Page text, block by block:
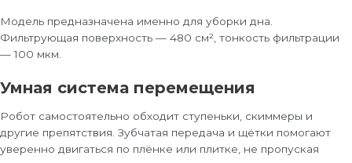
Модель предназначена именно для уборки дна.
Фильтрующая поверхность — 480 см², тонкость фильтрации
— 100 мкм.
Умная система перемещения
Робот самостоятельно обходит ступеньки, скиммеры и
другие препятствия. Зубчатая передача и щётки помогают
уверенно двигаться по плёнке или плитке, не пропуская